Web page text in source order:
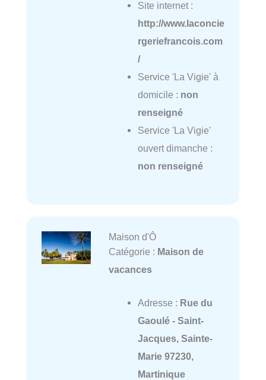
Site internet :
http://www.laconcie
rgeriefrancois.com
/
Service 'La Vigie' à
domicile : non
renseigné
Service 'La Vigie'
ouvert dimanche :
non renseigné
Maison d'Ô
Catégorie : Maison de
vacances
Adresse : Rue du
Gaoulé - Saint-
Jacques, Sainte-
Marie 97230,
Martinique